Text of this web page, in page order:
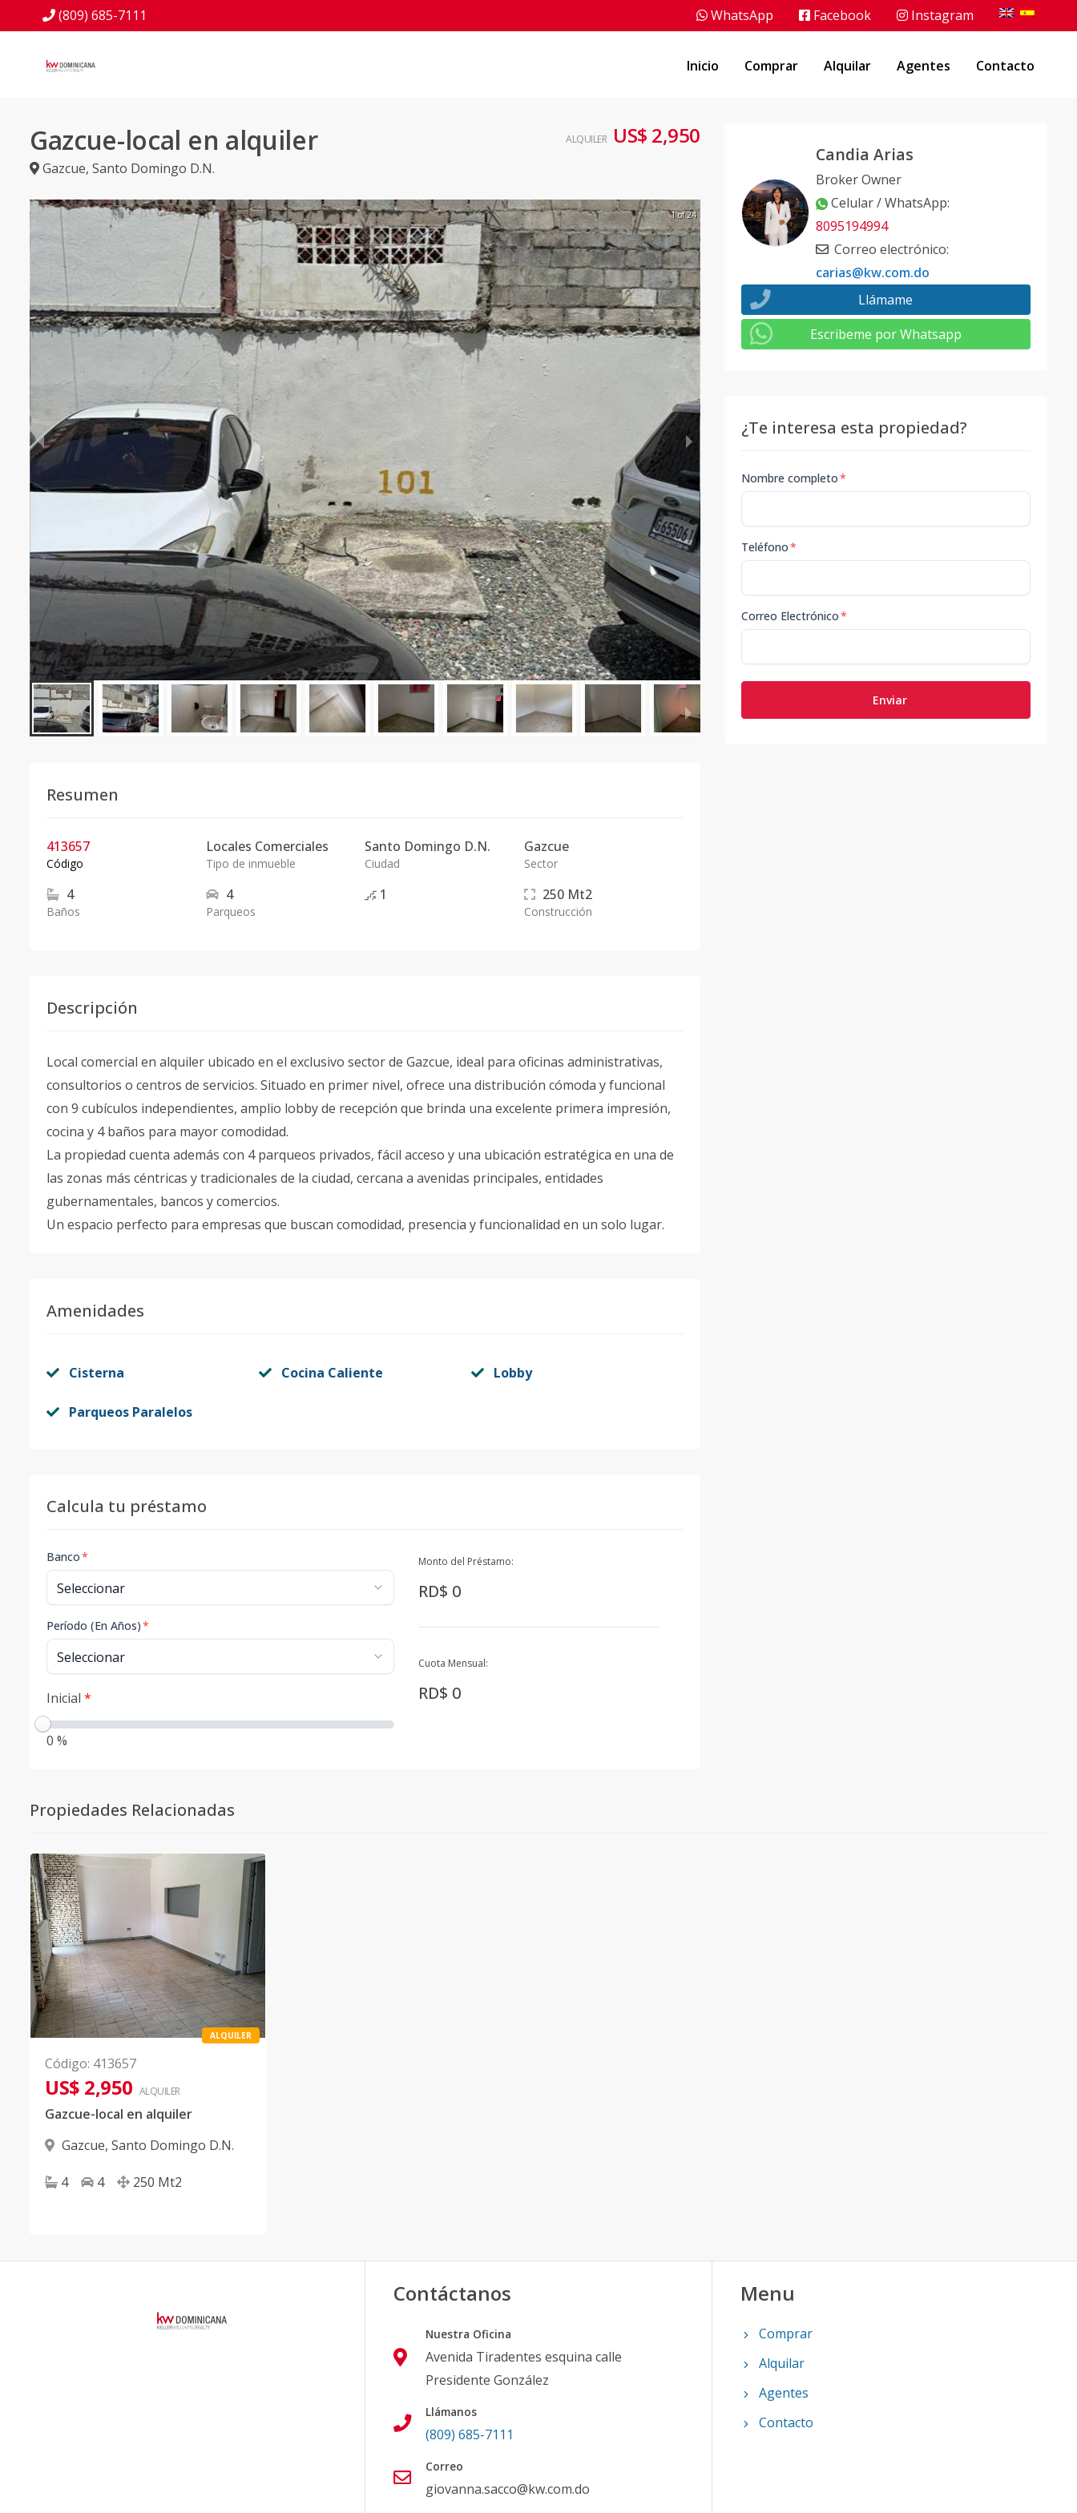
(809) 685-7111 WhatsApp Facebook Instagram
Inicio Comprar Alquilar Agentes Contacto
Gazcue-local en alquiler
Gazcue, Santo Domingo D.N.
ALQUILER US$ 2,950
1 of 24
Resumen
413657
Código
Locales Comerciales
Tipo de inmueble
Santo Domingo D.N.
Ciudad
Gazcue
Sector
4
Baños
4
Parqueos
1 250 Mt2
Construcción
Descripción
Local comercial en alquiler ubicado en el exclusivo sector de Gazcue, ideal para oficinas administrativas,
consultorios o centros de servicios. Situado en primer nivel, ofrece una distribución cómoda y funcional
con 9 cubículos independientes, amplio lobby de recepción que brinda una excelente primera impresión,
cocina y 4 baños para mayor comodidad.
La propiedad cuenta además con 4 parqueos privados, fácil acceso y una ubicación estratégica en una de
las zonas más céntricas y tradicionales de la ciudad, cercana a avenidas principales, entidades
gubernamentales, bancos y comercios.
Un espacio perfecto para empresas que buscan comodidad, presencia y funcionalidad en un solo lugar.
Amenidades
Cisterna Cocina Caliente Lobby
Parqueos Paralelos
Calcula tu préstamo
Banco*
Período (En Años)*
Inicial *
0 %
Monto del Préstamo:
RD$ 0
Cuota Mensual:
RD$ 0
Candia Arias
Broker Owner
Celular / WhatsApp:
8095194994
Correo electrónico:
carias@kw.com.do
Llámame
Escribeme por Whatsapp
¿Te interesa esta propiedad?
Nombre completo*
Teléfono*
Correo Electrónico*
Enviar
Propiedades Relacionadas
ALQUILER
Código: 413657
US$ 2,950 ALQUILER
Gazcue-local en alquiler
Gazcue, Santo Domingo D.N.
4 4 250 Mt2
Contáctanos
Nuestra Oficina
Avenida Tiradentes esquina calle
Presidente González
Llámanos
(809) 685-7111
Correo
giovanna.sacco@kw.com.do
Menu
Comprar
Alquilar
Agentes
Contacto